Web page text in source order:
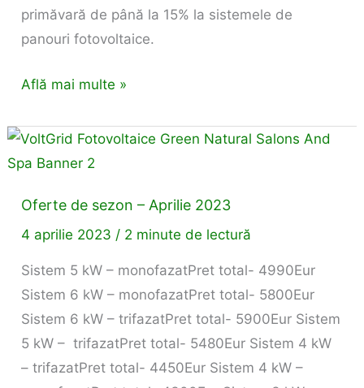
primăvară de până la 15% la sistemele de
panouri fotovoltaice.
Află mai multe »
Oferte de sezon – Aprilie 2023
4 aprilie 2023 / 2 minute de lectură
Sistem 5 kW – monofazatPret total- 4990Eur
Sistem 6 kW – monofazatPret total- 5800Eur
Sistem 6 kW – trifazatPret total- 5900Eur Sistem
5 kW – trifazatPret total- 5480Eur Sistem 4 kW
– trifazatPret total- 4450Eur Sistem 4 kW –
Oferte
de
–
Aprilie